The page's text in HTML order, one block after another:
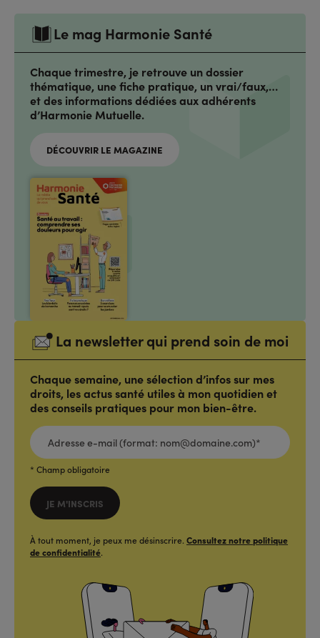
Le mag Harmonie Santé
Chaque trimestre, je retrouve un dossier
thématique, une fiche pratique, un vrai/faux,…
et des informations dédiées aux adhérents
d’Harmonie Mutuelle.
DÉCOUVRIR LE MAGAZINE
La newsletter qui prend soin de moi
Chaque semaine, une sélection d’infos sur mes
droits, les actus santé utiles à mon quotidien et
des conseils pratiques pour mon bien-être.
ADRESSE
E-
MAIL
(FORMAT:
NOM@DOMAINE.COM)*
* Champ obligatoire
JE M'INSCRIS
À tout moment, je peux me désinscrire. Consultez notre politique
de confidentialité.